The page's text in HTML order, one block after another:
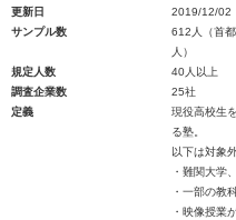
更新日
2019/12/02
サンプル数
612人（首
人）
規定人数
40人以上
調査企業数
25社
定義
現役高校生
る塾。
以下は対象
・難関大学
・一部の教
・映像授業